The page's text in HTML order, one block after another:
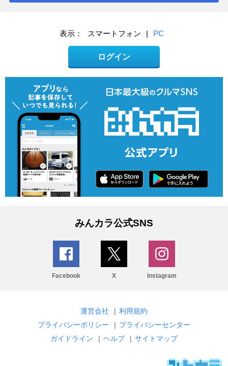
表示： スマートフォン | PC
ログイン
みんカラ公式SNS
Facebook X Instagram
運営会社 | 利用規約
プライバシーポリシー
| プライバシーセンター
ガイドライン
| ヘルプ | サイトマップ